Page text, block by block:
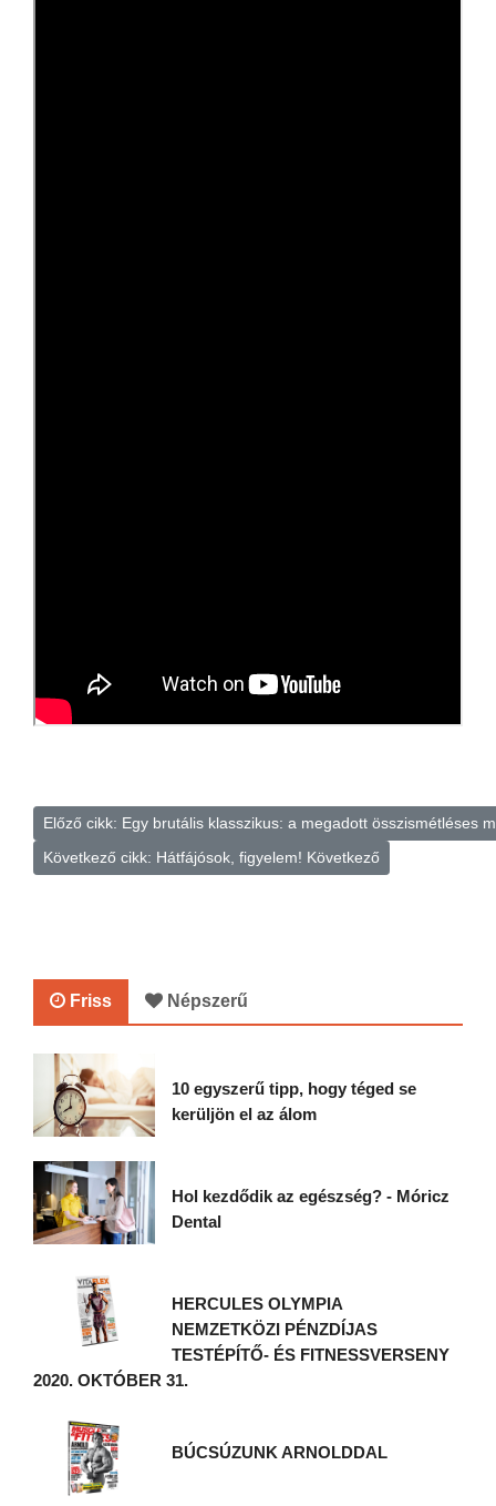
Előző cikk: Egy brutális klasszikus: a megadott összismétléses
Következő cikk: Hátfájósok, figyelem! Következő
Friss Népszerű
10 egyszerű tipp, hogy téged se
kerüljön el az álom
Hol kezdődik az egészség? - Móricz
Dental
HERCULES OLYMPIA
NEMZETKÖZI PÉNZDÍJAS
TESTÉPÍTŐ- ÉS FITNESSVERSENY
2020. OKTÓBER 31.
BÚCSÚZUNK ARNOLDDAL